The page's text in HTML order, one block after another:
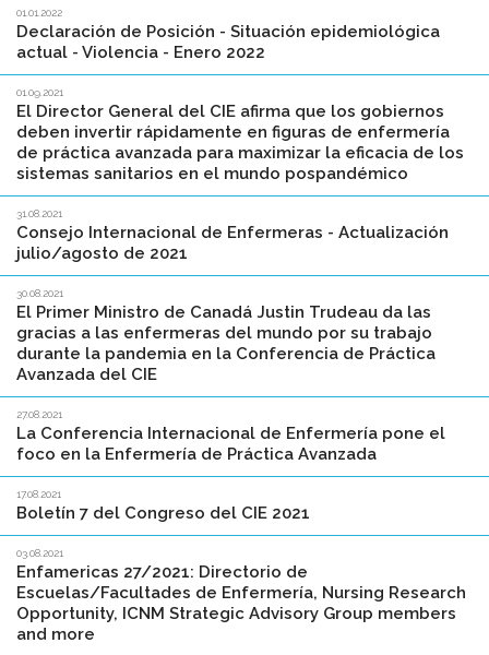
01.01.2022
Declaración de Posición - Situación epidemiológica
actual - Violencia - Enero 2022
01.09.2021
El Director General del CIE afirma que los gobiernos
deben invertir rápidamente en figuras de enfermería
de práctica avanzada para maximizar la eficacia de los
sistemas sanitarios en el mundo pospandémico
31.08.2021
Consejo Internacional de Enfermeras - Actualización
julio/agosto de 2021
30.08.2021
El Primer Ministro de Canadá Justin Trudeau da las
gracias a las enfermeras del mundo por su trabajo
durante la pandemia en la Conferencia de Práctica
Avanzada del CIE
27.08.2021
La Conferencia Internacional de Enfermería pone el
foco en la Enfermería de Práctica Avanzada
17.08.2021
Boletín 7 del Congreso del CIE 2021
03.08.2021
Enfamericas 27/2021: Directorio de
Escuelas/Facultades de Enfermería, Nursing Research
Opportunity, ICNM Strategic Advisory Group members
and more